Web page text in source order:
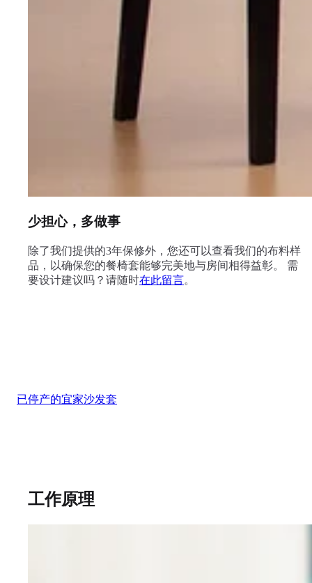
少担心，多做事
除了我们提供的3年保修外，您还可以查看我们的布料样
品，以确保您的餐椅套能够完美地与房间相得益彰。 需
要设计建议吗？请随时在此留言。
已停产的宜家沙发套
工作原理